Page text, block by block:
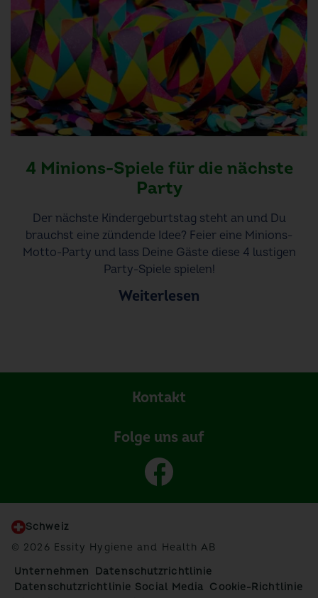
4 Minions-Spiele für die nächste
Party
Der nächste Kindergeburtstag steht an und Du
brauchst eine zündende Idee? Feier eine Minions-
Motto-Party und lass Deine Gäste diese 4 lustigen
Party-Spiele spielen!
Weiterlesen
Kontakt
Folge uns auf
Schweiz
© 2026 Essity Hygiene and Health AB
Unternehmen
Datenschutzrichtlinie
Datenschutzrichtlinie Social Media Cookie-Richtlinie